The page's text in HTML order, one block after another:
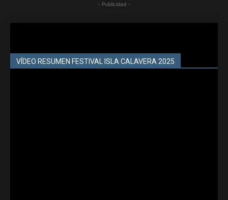
- Publicidad -
VÍDEO RESUMEN FESTIVAL ISLA CALAVERA 2025